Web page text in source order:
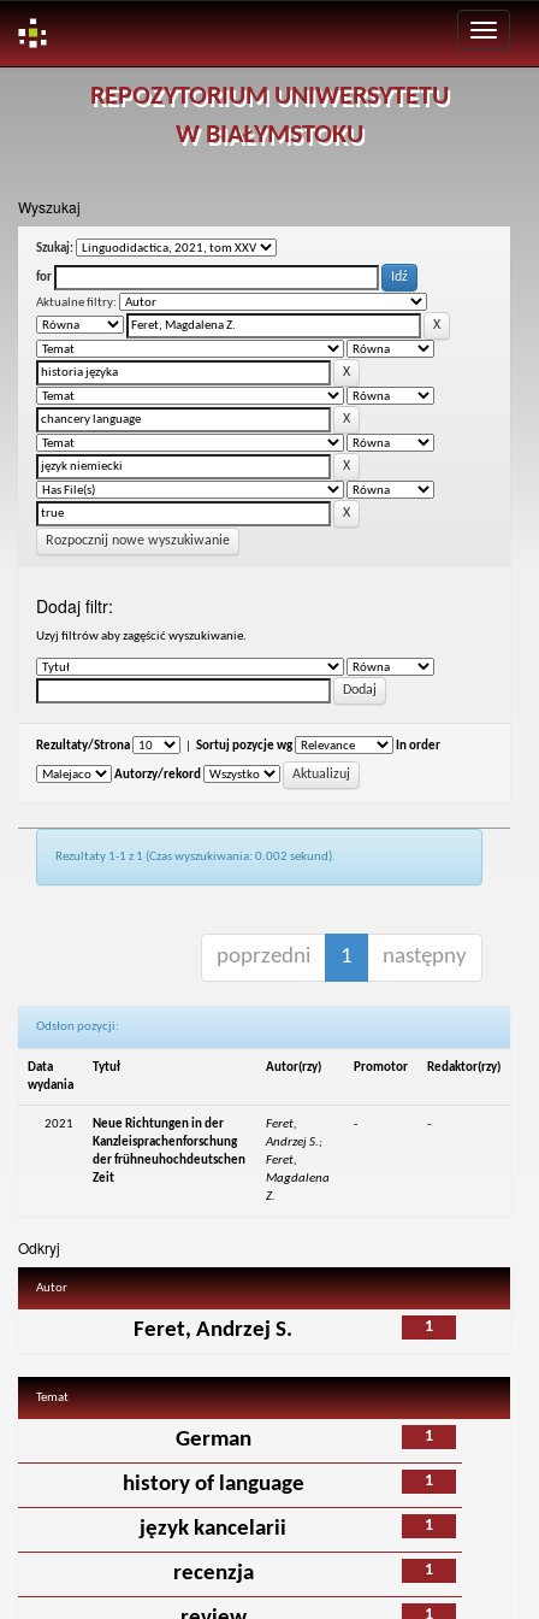
REPOZYTORIUM UNIWERSYTETU
W BIAŁYMSTOKU
Wyszukaj
Szukaj:
for
Aktualne filtry:
Rozpocznij nowe wyszukiwanie
Dodaj filtr:
Uzyj filtrów aby zagęścić wyszukiwanie.
Rezultaty/Strona Sortuj pozycje wg In order
Autorzy/rekord
Rezultaty 1-1 z 1 (Czas wyszukiwania: 0.002 sekund).
poprzedni 1 następny
Odsłon pozycji:
Data
wydania
Tytuł Autor(rzy) Promotor Redaktor(rzy)
2021
Neue Richtungen in der
Kanzleisprachenforschung
der frühneuhochdeutschen
Zeit
Feret,
Andrzej S.;
Feret,
Magdalena
Z.
- -
Odkryj
Autor
1
Feret, Andrzej S.
Temat
1
German
1
history of language
1
język kancelarii
1
recenzja
1